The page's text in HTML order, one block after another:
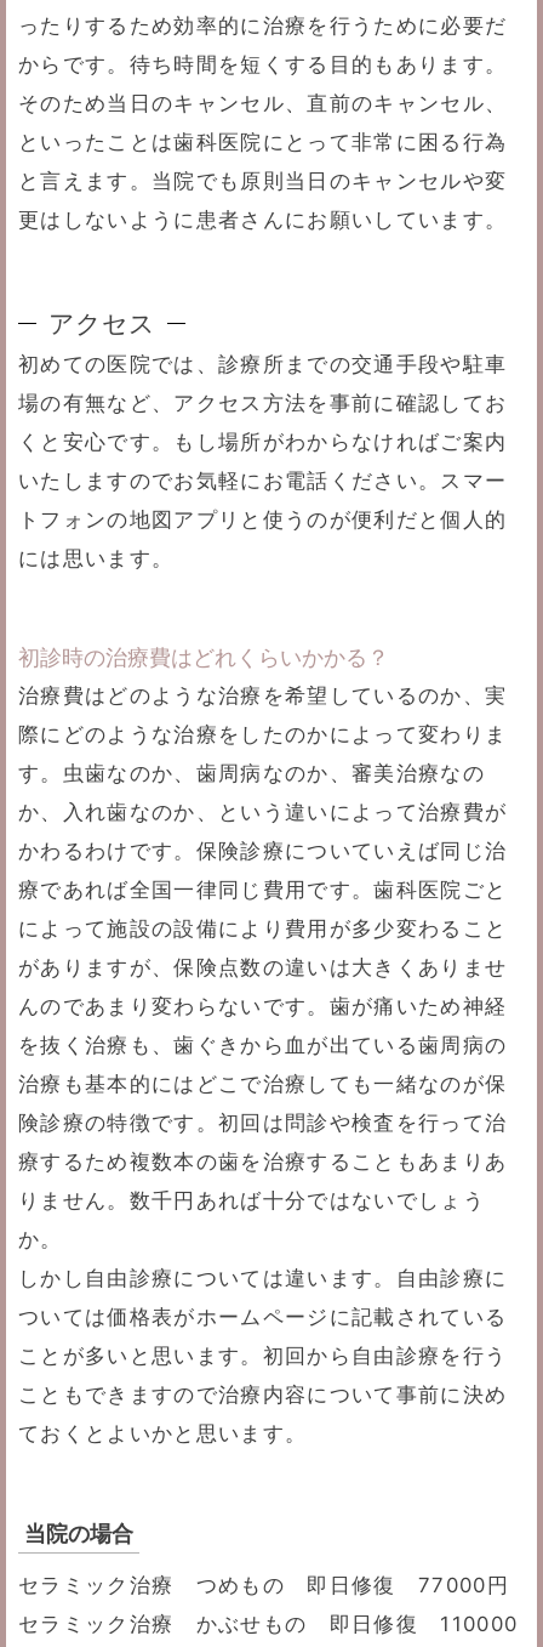
ったりするため効率的に治療を行うために必要だ
からです。待ち時間を短くする目的もあります。
そのため当日のキャンセル、直前のキャンセル、
といったことは歯科医院にとって非常に困る行為
と言えます。当院でも原則当日のキャンセルや変
更はしないように患者さんにお願いしています。
アクセス
初めての医院では、診療所までの交通手段や駐車
場の有無など、アクセス方法を事前に確認してお
くと安心です。もし場所がわからなければご案内
いたしますのでお気軽にお電話ください。スマー
トフォンの地図アプリと使うのが便利だと個人的
には思います。
初診時の治療費はどれくらいかかる？
治療費はどのような治療を希望しているのか、実
際にどのような治療をしたのかによって変わりま
す。虫歯なのか、歯周病なのか、審美治療なの
か、入れ歯なのか、という違いによって治療費が
かわるわけです。保険診療についていえば同じ治
療であれば全国一律同じ費用です。歯科医院ごと
によって施設の設備により費用が多少変わること
がありますが、保険点数の違いは大きくありませ
んのであまり変わらないです。歯が痛いため神経
を抜く治療も、歯ぐきから血が出ている歯周病の
治療も基本的にはどこで治療しても一緒なのが保
険診療の特徴です。初回は問診や検査を行って治
療するため複数本の歯を治療することもあまりあ
りません。数千円あれば十分ではないでしょう
か。
しかし自由診療については違います。自由診療に
ついては価格表がホームページに記載されている
ことが多いと思います。初回から自由診療を行う
こともできますので治療内容について事前に決め
ておくとよいかと思います。
当院の場合
セラミック治療 つめもの 即日修復 77000円
セラミック治療 かぶせもの 即日修復 110000